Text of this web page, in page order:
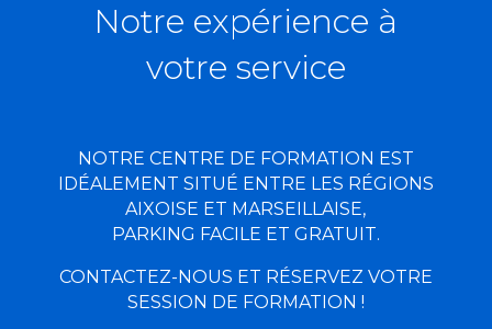
Notre expérience à
votre service
NOTRE CENTRE DE FORMATION EST
IDÉALEMENT SITUÉ ENTRE LES RÉGIONS
AIXOISE ET MARSEILLAISE,
PARKING FACILE ET GRATUIT.
CONTACTEZ-NOUS ET RÉSERVEZ VOTRE
SESSION DE FORMATION !